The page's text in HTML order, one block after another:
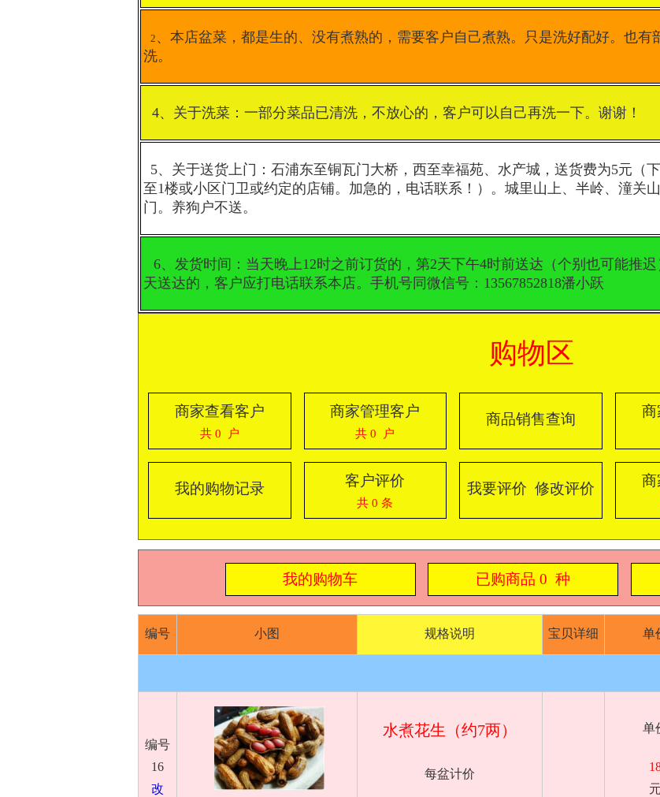
2 、本店盆菜，都是生的、没有煮熟的，需要客户自己煮熟。只是洗好配好。也有
洗。
4、关于洗菜：一部分菜品已清洗，不放心的，客户可以自己再洗一下。谢谢！
5、关于送货上门：石浦东至铜瓦门大桥，西至幸福苑、水产城，送货费为5元（
至1楼或小区门卫或约定的店铺。加急的，电话联系！）。城里山上、半岭、潼关
门。养狗户不送。
6、发货时间：当天晚上12时之前订货的，第2天下午4时前送达（个别也可能推
天送达的，客户应打电话联系本店。手机号同微信号：13567852818潘小跃
购物区
商家查看客户
共 0 户
商家管理客户
共 0 户
商品销售查询 商
我的购物记录 客户评价
共 0 条
我要评价 修改评价 商
我的购物车 已购商品0 种
编号 小图 规格说明 宝贝详细 单
编号
16
改
水煮花生（约7两）
每盆计价
单
元